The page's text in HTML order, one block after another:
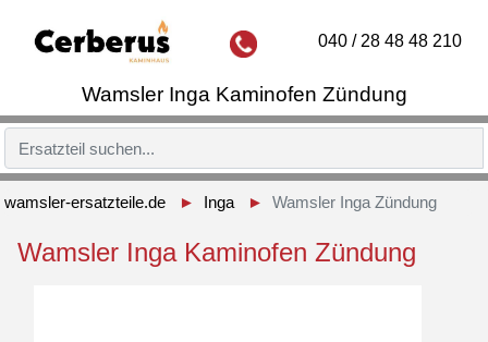
Wamsler Inga Kaminofen Zündung
040 / 28 48 48 210
wamsler-ersatzteile.de Inga Wamsler Inga Zündung
Wamsler Inga Kaminofen Zündung